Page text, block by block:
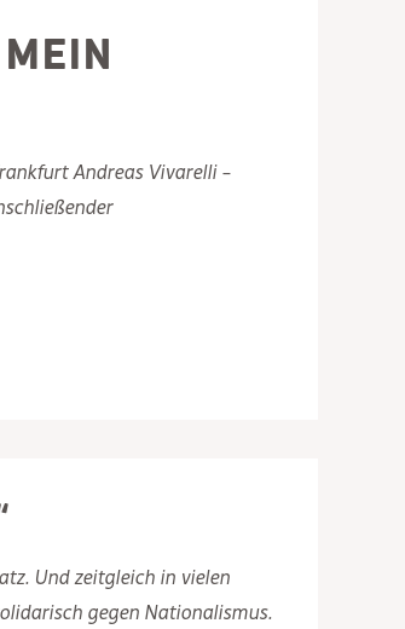
Andreas Vivarelli –
Und zeitgleich in vielen
gegen Nationalismus.